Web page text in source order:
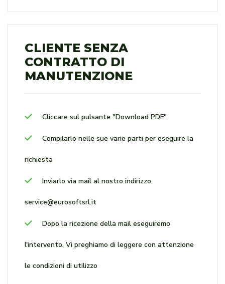
CLIENTE SENZA
CONTRATTO DI
MANUTENZIONE
Cliccare sul pulsante "Download PDF"
Compilarlo nelle sue varie parti per eseguire la
richiesta
Inviarlo via mail al nostro indirizzo
service@eurosoftsrl.it
Dopo la ricezione della mail eseguiremo
l'intervento. Vi preghiamo di leggere con attenzione
le condizioni di utilizzo